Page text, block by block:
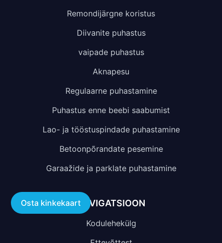
Remondijärgne koristus
Diivanite puhastus
vaipade puhastus
Aknapesu
Regulaarne puhastamine
Puhastus enne beebi saabumist
Lao- ja tööstuspindade puhastamine
Betoonpõrandate pesemine
Garaažide ja parklate puhastamine
NAVIGATSIOON
Kodulehekülg
Osta kinkekaart